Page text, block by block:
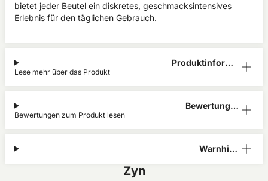
bietet jeder Beutel ein diskretes, geschmacksintensives
Erlebnis für den täglichen Gebrauch.
Produktinform
Lese mehr über das Produkt
Bewertunge
Bewertungen zum Produkt lesen
Warnhinw
Zyn